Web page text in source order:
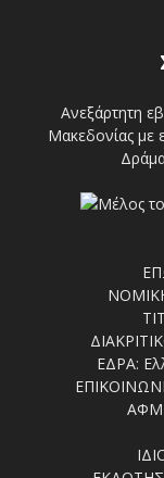
Ανεξάρτητη
Μακεδονίας με
ΕΔΡΑ:
ΑΦΜ